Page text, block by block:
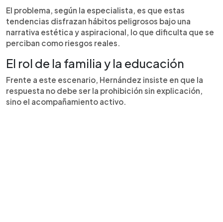
El problema, según la especialista, es que estas
tendencias disfrazan hábitos peligrosos bajo una
narrativa estética y aspiracional, lo que dificulta que se
perciban como riesgos reales.
El rol de la familia y la educación
Frente a este escenario, Hernández insiste en que la
respuesta no debe ser la prohibición sin explicación,
sino el acompañamiento activo.